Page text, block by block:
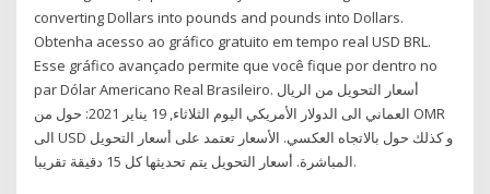
converting Dollars into pounds and pounds into Dollars.
Obtenha acesso ao gráfico gratuito em tempo real USD BRL.
Esse gráfico avançado permite que você fique por dentro no
par Dólar Americano Real Brasileiro. أسعار التحويل من الريال
العماني الى الدولار الأمريكي اليوم الثلاثاء, 19 يناير 2021: حول من OMR
الى USD و كذلك حول بالاتجاه العكسي. الأسعار تعتمد على أسعار التحويل
المباشرة. أسعار التحويل يتم تحديثها كل 15 دقيقة تقريبا.